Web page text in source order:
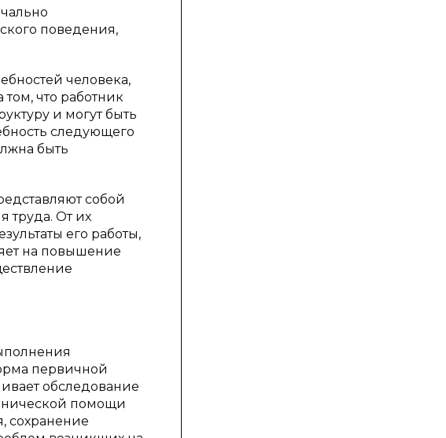
поведения,
человека,
что работник
и могут быть
следующего
быть
собой
труда. От их
его работы,
на повышение
первичной
обследование
помощи
сохранение